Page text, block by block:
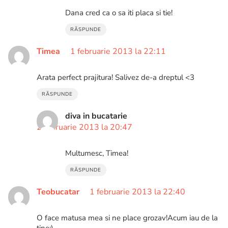
Dana cred ca o sa iti placa si tie!
RĂSPUNDE
Timea 1 februarie 2013 la 22:11
Arata perfect prajitura! Salivez de-a dreptul <3
RĂSPUNDE
diva in bucatarie
2 februarie 2013 la 20:47
Multumesc, Timea!
RĂSPUNDE
Teobucatar 1 februarie 2013 la 22:40
O face matusa mea si ne place grozav!Acum iau de la